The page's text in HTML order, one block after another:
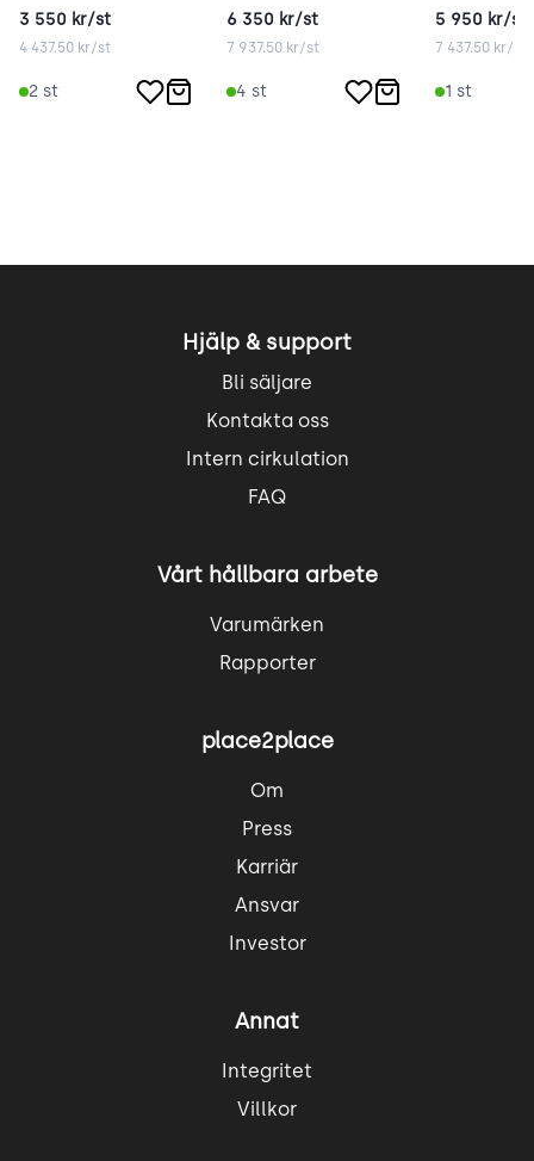
3 550 kr/st
4 437.50 kr/st
2 st
6 350 kr/st
7 937.50 kr/st
4 st
5 950 kr/st
7 437.50kr/st
1 st
Hjälp & support
Bli säljare
Kontakta oss
Intern cirkulation
FAQ
Vårt hållbara arbete
Varumärken
Rapporter
place2place
Om
Press
Karriär
Ansvar
Investor
Annat
Integritet
Villkor